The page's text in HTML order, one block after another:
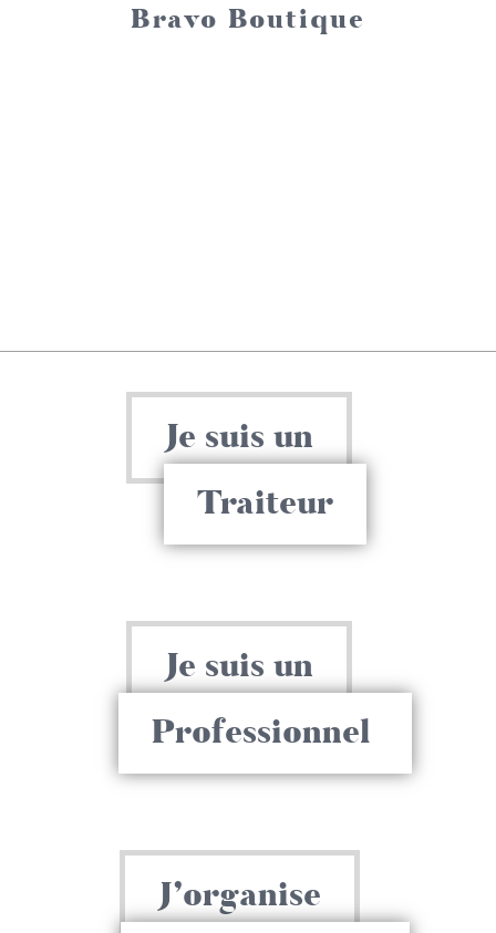
Bravo Boutique
Je suis un
Traiteur
Je suis un
Professionnel
J’organise